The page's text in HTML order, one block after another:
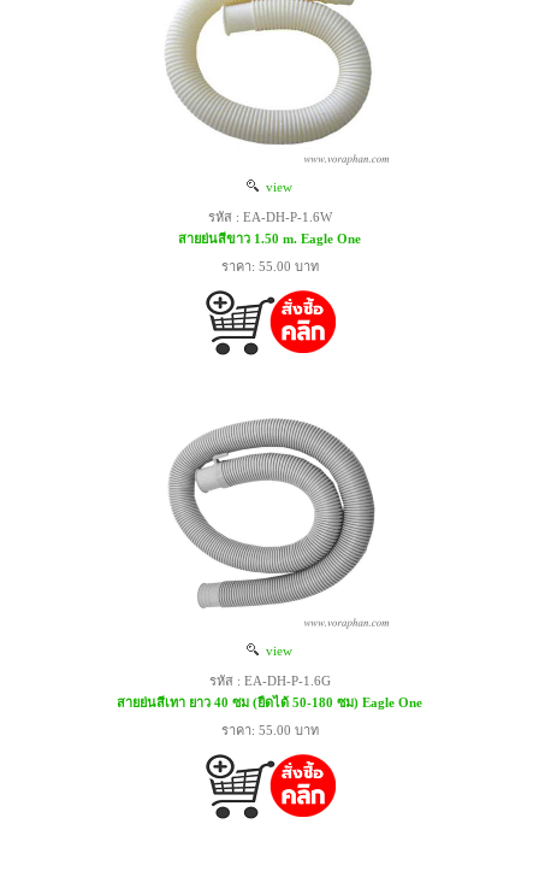
view
รหัส : EA-DH-P-1.6W
สายย่นสีขาว 1.50 m. Eagle One
ราคา: 55.00 บาท
view
รหัส : EA-DH-P-1.6G
สายย่นสีเทา ยาว 40 ซม (ยืดได้ 50-180 ซม) Eagle One
ราคา: 55.00 บาท